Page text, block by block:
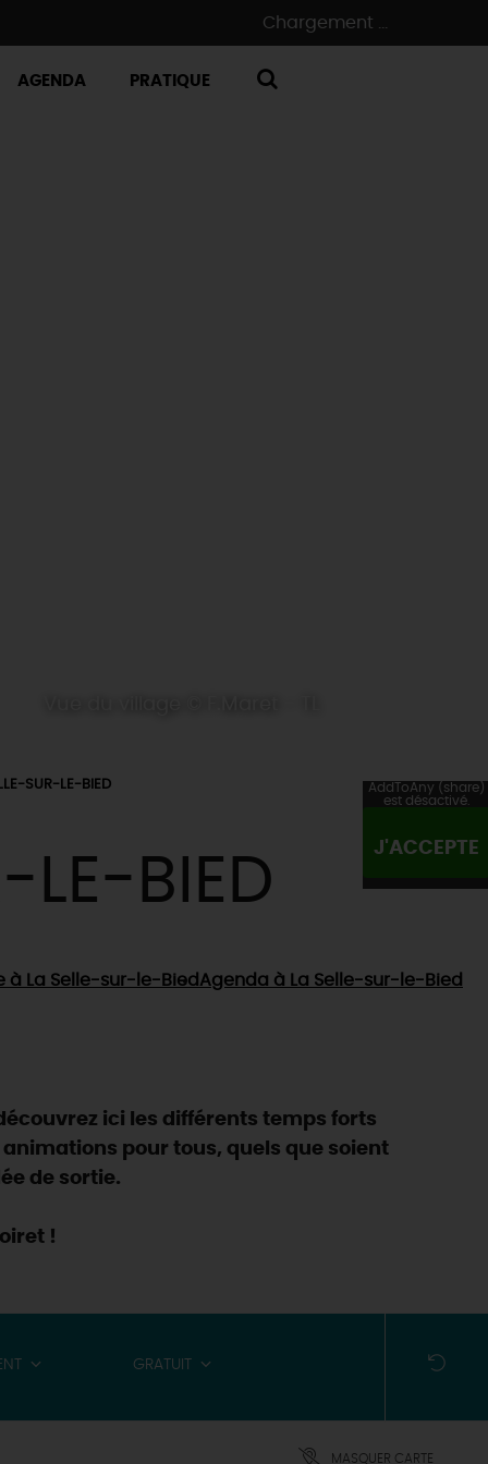
Chargement ...
AGENDA PRATIQUE
SUR-LE-BIED
LE-BIED
à La Selle-sur-le-Bied Agenda à La Selle-sur-le-Bied
ici les différents temps forts
pour tous, quels que soient
de sortie.
!
GRATUIT
MASQUER CARTE
AddToAny (share)
est désactivé.
J'ACCEPTE